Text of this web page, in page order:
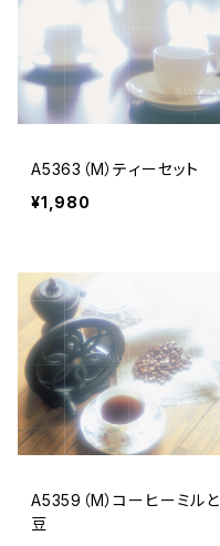
A5363（M）ティーセット
¥1,980
A5359（M）コーヒーミルと
豆